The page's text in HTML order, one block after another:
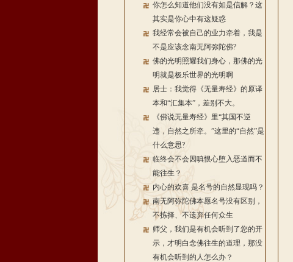
你怎么知道他们没有如是信解？这
其实是你心中有这疑惑
我经常会被自己的业力牵着，我是
不是应该念南无阿弥陀佛?
佛的光明照耀我们身心，那佛的光
明就是极乐世界的光明啊
居士：我觉得《无量寿经》的原译
本和“汇集本”，差别不大。
《佛说无量寿经》里“其国不逆
违，自然之所牵。”这里的“自然”是
什么意思?
临终会不会因嗔恨心堕入恶道而不
能往生？
内心的欢喜 是名号的自然显现吗？
南无阿弥陀佛本愿名号没有区别，
不拣择、不遗弃任何众生
师父，我们是有机会听到了您的开
示，才明白念佛往生的道理，那没
有机会听到的人怎么办？